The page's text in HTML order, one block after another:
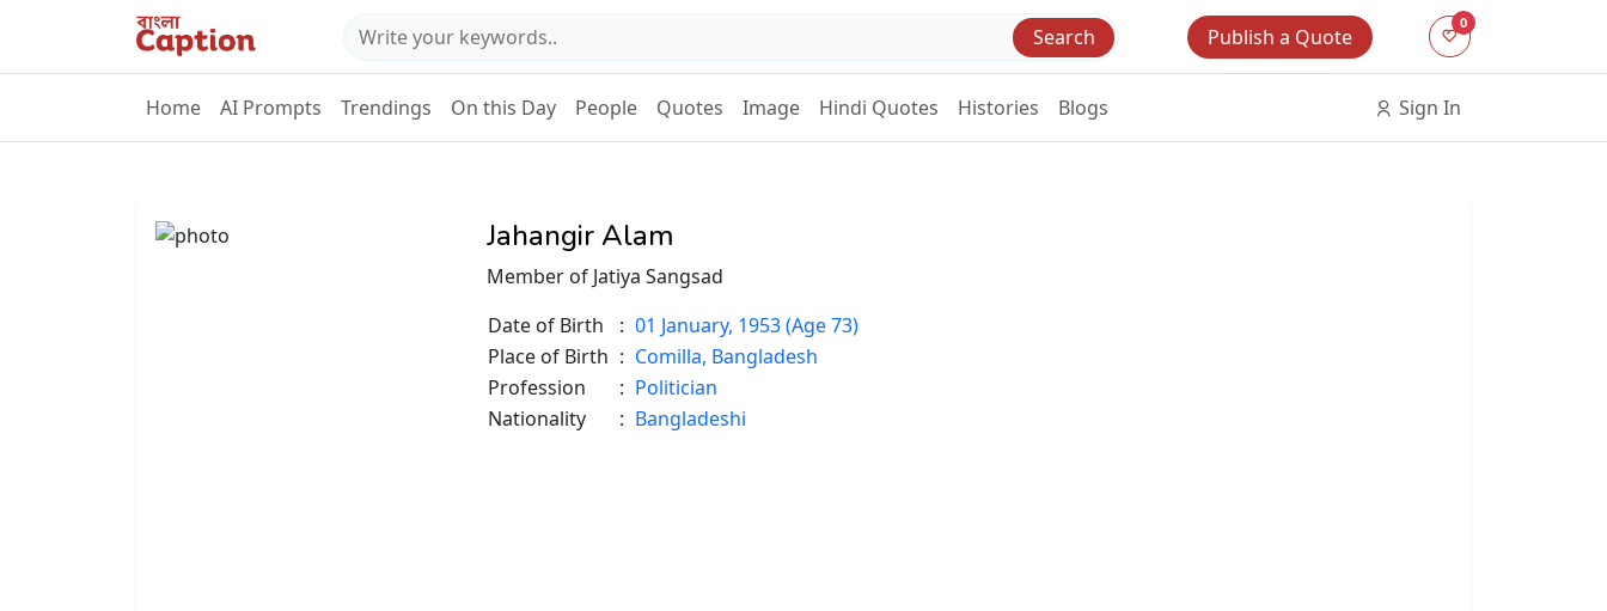
Search Publish a Quote
0
Home AI Prompts Trendings On this Day People Quotes Image Hindi Quotes Histories Blogs Sign In
Jahangir Alam
Member of Jatiya Sangsad
Date of Birth
: 01 January, 1953 (Age 73)
Place of Birth : Comilla, Bangladesh
Profession
: Politician
Nationality
: Bangladeshi